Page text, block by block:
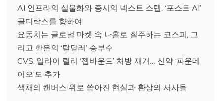
AI 인프라의 실물화와 증시의 넥스트 스텝: ‘포스트 AI’
골디락스를 향하여
요동치는 글로벌 마켓 속 나홀로 질주하는 코스피, 그
리고 한은의 ‘탈달러’ 승부수
CVS, 일라이 릴리 ‘젭바운드’ 처방 재개… 신약 ‘파운데
이오’도 추가
색채의 캔버스 위로 쏟아진 현실과 환상의 서사들